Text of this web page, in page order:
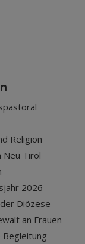
Religion
Neu Tirol
2026
Diözese
an Frauen
Begleitung